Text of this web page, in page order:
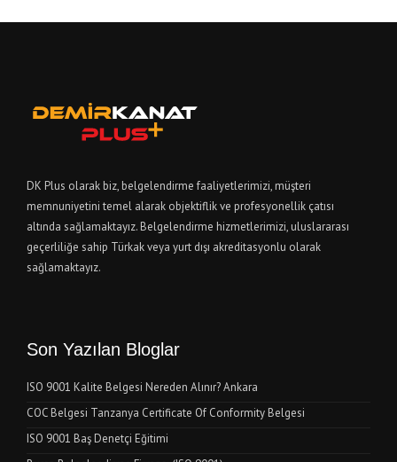
DK Plus olarak biz, belgelendirme faaliyetlerimizi, müşteri
memnuniyetini temel alarak objektiflik ve profesyonellik çatısı
altında sağlamaktayız. Belgelendirme hizmetlerimizi, uluslararası
geçerliliğe sahip Türkak veya yurt dışı akreditasyonlu olarak
sağlamaktayız.
Son Yazılan Bloglar
ISO 9001 Kalite Belgesi Nereden Alınır? Ankara
COC Belgesi Tanzanya Certificate Of Conformity Belgesi
ISO 9001 Baş Denetçi Eğitimi